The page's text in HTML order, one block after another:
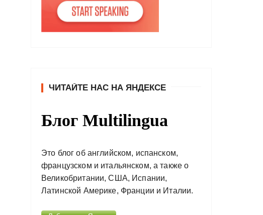
ЧИТАЙТЕ НАС НА ЯНДЕКСЕ
Блог Multilingua
Это блог об английском, испанском,
французском и итальянском, а также о
Великобритании, США, Испании,
Латинской Америке, Франции и Италии.